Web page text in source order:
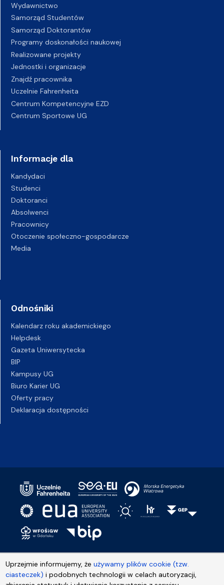
Uprzejmie informujemy, żeużywamy plików cookie (tzw.
ciasteczek) i podobnych technologii w celach autoryzacji,
Wydawnictwo
Samorząd Studentów
Samorząd Doktorantów
Programy doskonałości naukowej
Realizowane projekty
Jednostki i organizacje
Znajdź pracownika
Uczelnie Fahrenheita
Centrum Kompetencyjne EZD
Centrum Sportowe UG
Informacje dla
Kandydaci
Studenci
Doktoranci
Absolwenci
Pracownicy
Otoczenie społeczno-gospodarcze
Media
Odnośniki
Kalendarz roku akademickiego
Helpdesk
Gazeta Uniwersytecka
BIP
Kampusy UG
Biuro Karier UG
Oferty pracy
Deklaracja dostępności